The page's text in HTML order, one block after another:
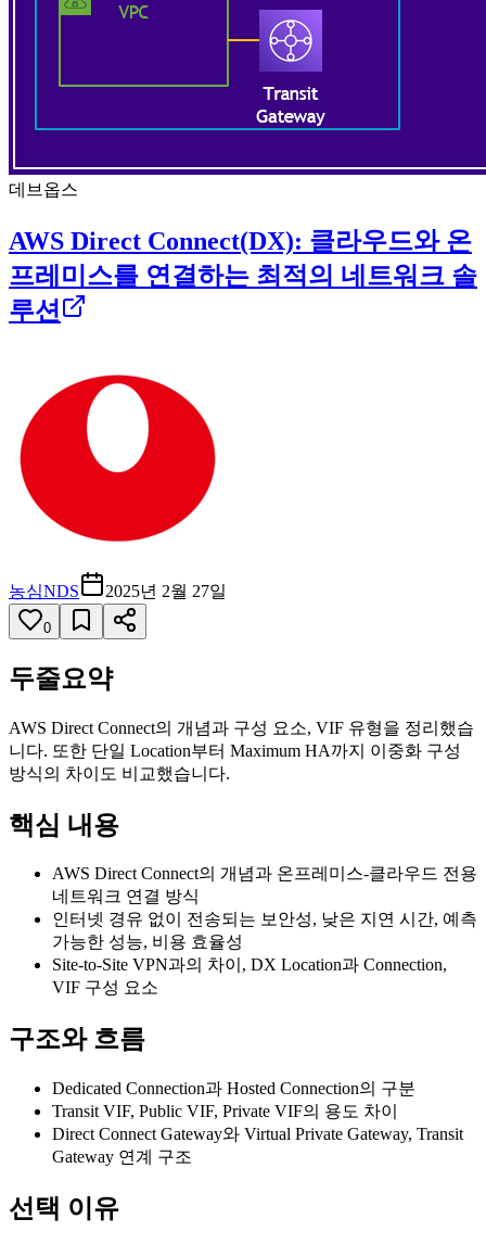
데브옵스
AWS Direct Connect(DX): 클라우드와 온
프레미스를 연결하는 최적의 네트워크 솔
루션
농심NDS 2025년 2월 27일
0
두줄요약
AWS Direct Connect의 개념과 구성 요소, VIF 유형을 정리했습
니다. 또한 단일 Location부터 Maximum HA까지 이중화 구성
방식의 차이도 비교했습니다.
핵심 내용
AWS Direct Connect의 개념과 온프레미스-클라우드 전용
네트워크 연결 방식
인터넷 경유 없이 전송되는 보안성, 낮은 지연 시간, 예측
가능한 성능, 비용 효율성
Site-to-Site VPN과의 차이, DX Location과 Connection,
VIF 구성 요소
구조와 흐름
Dedicated Connection과 Hosted Connection의 구분
Transit VIF, Public VIF, Private VIF의 용도 차이
Direct Connect Gateway와 Virtual Private Gateway, Transit
Gateway 연계 구조
선택 이유